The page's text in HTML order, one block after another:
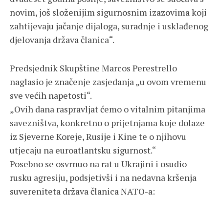
novim, još složenijim sigurnosnim izazovima koji
zahtijevaju jačanje dijaloga, suradnje i usklađenog
djelovanja država članica“.
Predsjednik Skupštine Marcos Perestrello
naglasio je značenje zasjedanja „u ovom vremenu
sve većih napetosti“.
„Ovih dana raspravljat ćemo o vitalnim pitanjima
savezništva, konkretno o prijetnjama koje dolaze
iz Sjeverne Koreje, Rusije i Kine te o njihovu
utjecaju na euroatlantsku sigurnost.“
Posebno se osvrnuo na rat u Ukrajini i osudio
rusku agresiju, podsjetivši i na nedavna kršenja
suvereniteta država članica NATO-a: